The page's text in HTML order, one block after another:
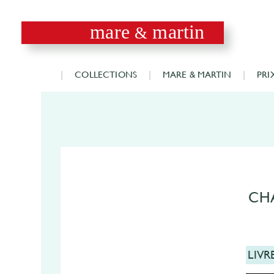
mare & martin
COLLECTIONS MARE & MARTIN